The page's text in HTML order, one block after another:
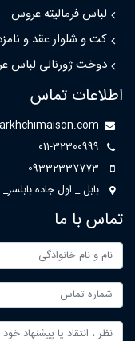
لباس فرمالیته عروس
کت و شلوار عقد و
دوخت ژورنالی لباس
اطلاعات تماس
011-32300999
09332337773
بابل _ اول جاده
تماس با ما